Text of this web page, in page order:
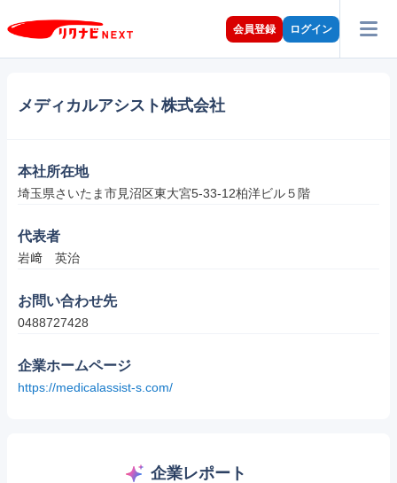
会員登録 ログイン
メディカルアシスト株式会社
本社所在地
埼玉県さいたま市見沼区東大宮5-33-12柏洋ビル５階
代表者
岩﨑　英治
お問い合わせ先
0488727428
企業ホームページ
https://medicalassist-s.com/
企業レポート